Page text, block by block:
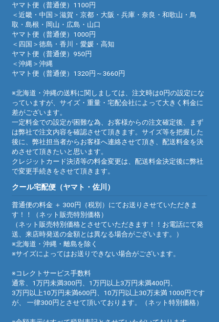
ヤマト便（普通便）1100円
＜近畿・中国＞滋賀・京都・大阪・兵庫・奈良・和歌山・鳥
取・島根・岡山・広島・山口
ヤマト便（普通便）1000円
＜四国＞徳島・香川・愛媛・高知
ヤマト便（普通便）950円
＜沖縄＞沖縄
ヤマト便（普通便）1320円～3660円
※北海道・沖縄の送料に関しましては、注文時は0円の設定にな
っていますが、サイズ・重量・宅配会社によって大きく料金に
差がございます。
一定料金での設定が困難な為、お客様からの注文確定後、まず
は弊社で注文内容を確認させて頂きます。サイズ等を把握した
後に、弊社担当者からお客様へ連絡させて頂き、配送料金を決
めさせて頂きたいと思います。
クレジットカード決済等の料金変更は、配送料金決定後に弊社
で変更手続きをさせて頂きます。
クール宅配便（ヤマト・佐川）
普通便の料金 ＋ 300円（税別）にてお送りさせていただきま
す！！（ネット販売特別価格）
（ネット販売特別価格とさせていただきます！！お電話にて発
送、来店時発送の金額とは異なる場合がございます。）
※北海道・沖縄・離島を除く
※サイズによってはお送りできない場合がございます。
※コレクトサービス手数料
通常、1万円未満300円、1万円以上3万円未満400円、
3万円以上10万円未満600円、10万円以上30万未満 1000円です
が、 一律300円とさせて頂いております。（ネット特別価格）